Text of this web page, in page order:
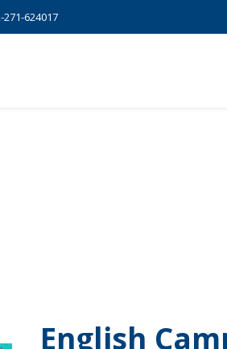
271-624017
English